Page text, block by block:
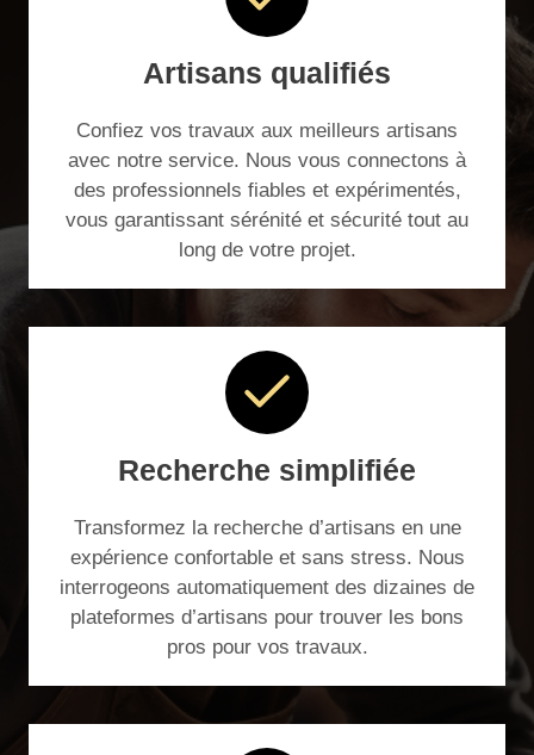
Artisans qualifiés
Confiez vos travaux aux meilleurs artisans
avec notre service. Nous vous connectons à
des professionnels fiables et expérimentés,
vous garantissant sérénité et sécurité tout au
long de votre projet.
Recherche simplifiée
Transformez la recherche d’artisans en une
expérience confortable et sans stress. Nous
interrogeons automatiquement des dizaines de
plateformes d’artisans pour trouver les bons
pros pour vos travaux.